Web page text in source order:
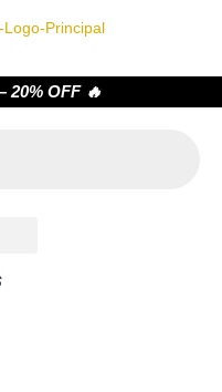
20% OFF 🔥